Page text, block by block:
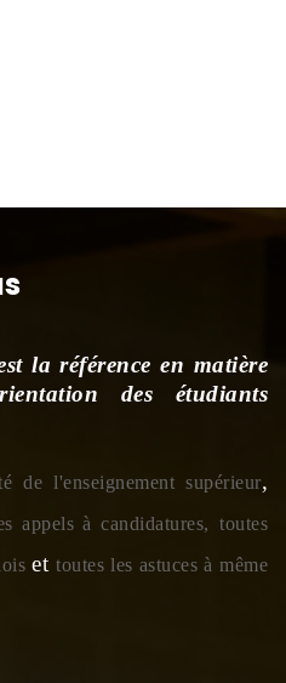
la référence en matière
des étudiants
de l'enseignement supérieur,
appels à candidatures, toutes
ettoutes les astuces à même